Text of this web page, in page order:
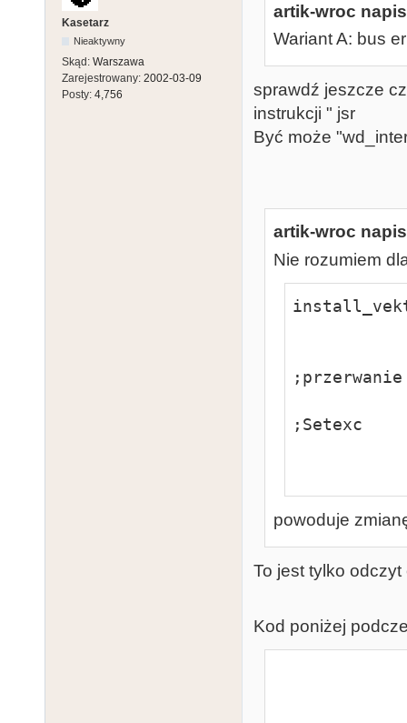
Kasetarz
Nieaktywny
Skąd: Warszawa
Zarejestrowany: 2002-03-09
Posty: 4,756
artik-wroc
Wariant A: bus
sprawdź jeszcze
instrukcji " jsr
Być może
artik-wroc
Nie rozumiem
;Setexc
powoduje
To jest tylko
Kod poniżej